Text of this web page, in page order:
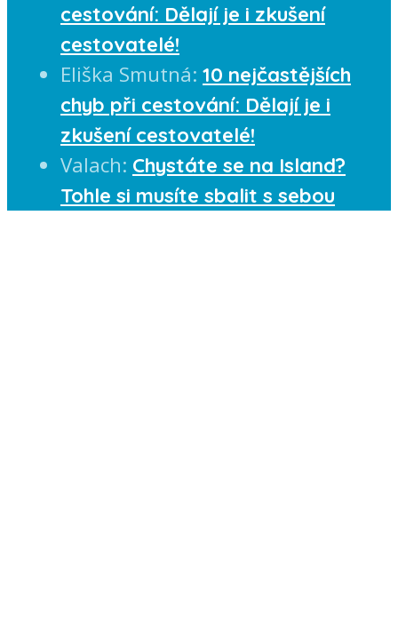
cestování: Dělají je i zkušení
cestovatelé!
Eliška Smutná: 10 nejčastějších
chyb při cestování: Dělají je i
zkušení cestovatelé!
Valach: Chystáte se na Island?
Tohle si musíte sbalit s sebou